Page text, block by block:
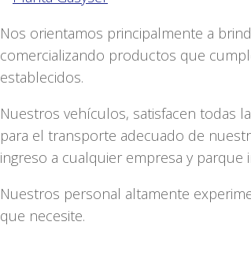
Nos orientamos principalmente a
comercializando productos que
establecidos.
Nuestros vehículos, satisfacen todas
para el transporte adecuado de
ingreso a cualquier empresa y parque
Nuestros personal altamente
que necesite.